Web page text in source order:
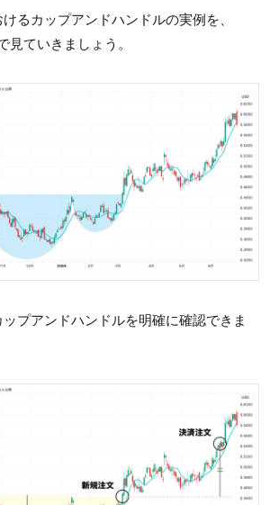
るカップアンドハンドルの実例を、
見ていきましょう。
プアンドハンドルを明確に確認できま